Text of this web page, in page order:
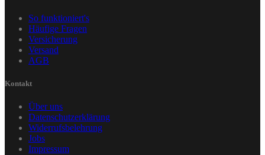
So funktioniert's
Häufige Fragen
Versicherung
Versand
AGB
Kontakt
Über uns
Datenschutzerklärung
Widerrufsbelehrung
Jobs
Impressum